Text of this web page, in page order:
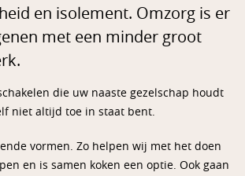
en isolement. Omzorg is er
met een minder groot
die uw naaste gezelschap houdt
niet altijd toe in staat bent.
vormen. Zo helpen wij met het doen
en is samen koken een optie. Ook gaan